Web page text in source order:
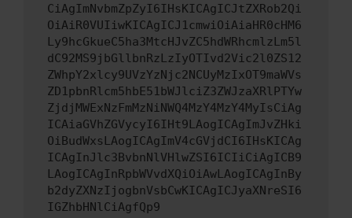
CiAgImNvbmZpZyI6IHsKICAgICJtZXRob2Qi
OiAiR0VUIiwKICAgICJ1cmwiOiAiaHR0cHM6
Ly9hcGkueC5ha3MtcHJvZC5hdWRhcmlzLm5l
dC92MS9jbGllbnRzLzIyOTIvd2Vic2l0ZS12
ZWhpY2xlcy9UVzYzNjc2NCUyMzIxOT9maWVs
ZD1pbnRlcm5hbE51bWJlciZ3ZWJzaXRlPTYw
ZjdjMWExNzFmMzNiNWQ4MzY4MzY4MyIsCiAg
ICAiaGVhZGVycyI6IHt9LAogICAgImJvZHki
OiBudWxsLAogICAgImV4cGVjdCI6IHsKICAg
ICAgInJlc3BvbnNlVHlwZSI6ICIiCiAgICB9
LAogICAgInRpbWVvdXQiOiAwLAogICAgInBy
b2dyZXNzIjogbnVsbCwKICAgICJyaXNreSI6
IGZhbHNlCiAgfQp9